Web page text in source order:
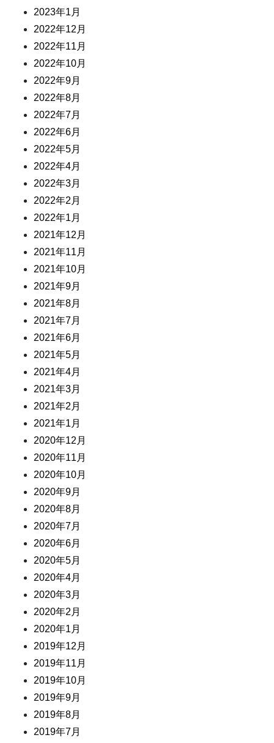
2023年1月
2022年12月
2022年11月
2022年10月
2022年9月
2022年8月
2022年7月
2022年6月
2022年5月
2022年4月
2022年3月
2022年2月
2022年1月
2021年12月
2021年11月
2021年10月
2021年9月
2021年8月
2021年7月
2021年6月
2021年5月
2021年4月
2021年3月
2021年2月
2021年1月
2020年12月
2020年11月
2020年10月
2020年9月
2020年8月
2020年7月
2020年6月
2020年5月
2020年4月
2020年3月
2020年2月
2020年1月
2019年12月
2019年11月
2019年10月
2019年9月
2019年8月
2019年7月